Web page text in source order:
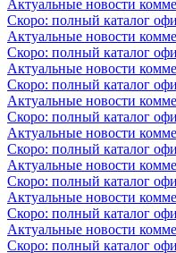
Актуальные новости
Скоро: полный каталог
Актуальные новости
Скоро: полный каталог
Актуальные новости
Скоро: полный каталог
Актуальные новости
Скоро: полный каталог
Актуальные новости
Скоро: полный каталог
Актуальные новости
Скоро: полный каталог
Актуальные новости
Скоро: полный каталог
Актуальные новости
Скоро: полный каталог